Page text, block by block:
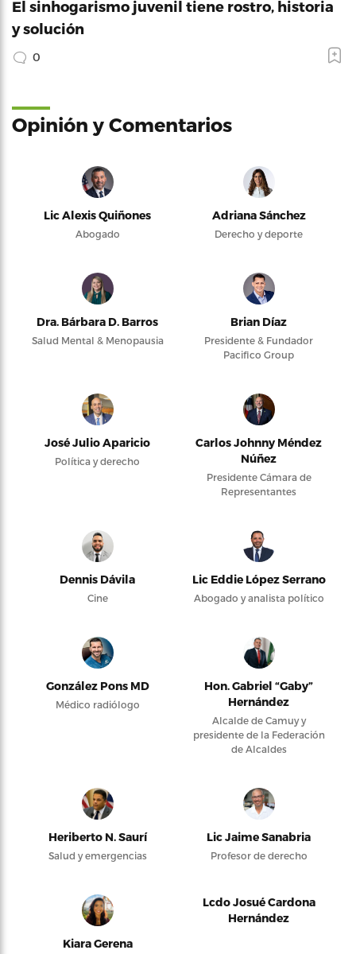
El sinhogarismo juvenil tiene rostro, historia
y solución
0
Opinión y Comentarios
Lic Alexis Quiñones
Abogado
Adriana Sánchez
Derecho y deporte
Dra. Bárbara D. Barros
Salud Mental & Menopausia
Brian Díaz
Presidente & Fundador
Pacifico Group
José Julio Aparicio
Política y derecho
Carlos Johnny Méndez
Núñez
Presidente Cámara de
Representantes
Dennis Dávila
Cine
Lic Eddie López Serrano
Abogado y analista político
González Pons MD
Médico radiólogo
Hon. Gabriel “Gaby”
Hernández
Alcalde de Camuy y
presidente de la Federación
de Alcaldes
Heriberto N. Saurí
Salud y emergencias
Lic Jaime Sanabria
Profesor de derecho
Kiara Gerena
Lcdo Josué Cardona
Hernández